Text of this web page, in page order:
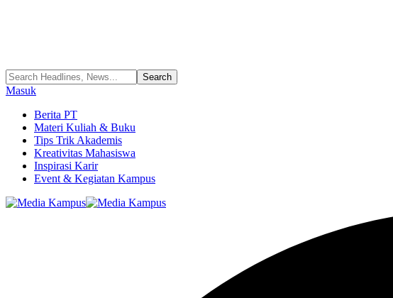
Masuk
Berita PT
Materi Kuliah & Buku
Tips Trik Akademis
Kreativitas Mahasiswa
Inspirasi Karir
Event & Kegiatan Kampus